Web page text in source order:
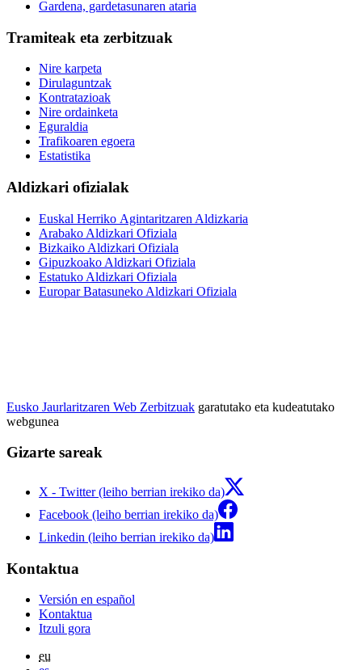
Gardena, gardetasunaren ataria
Tramiteak eta zerbitzuak
Nire karpeta
Dirulaguntzak
Kontratazioak
Nire ordainketa
Eguraldia
Trafikoaren egoera
Estatistika
Aldizkari ofizialak
Euskal Herriko Agintaritzaren Aldizkaria
Arabako Aldizkari Ofiziala
Bizkaiko Aldizkari Ofiziala
Gipuzkoako Aldizkari Ofiziala
Estatuko Aldizkari Ofiziala
Europar Batasuneko Aldizkari Ofiziala
Eusko Jaurlaritzaren Web Zerbitzuak garatutako eta kudeatutako
webgunea
Gizarte sareak
X - Twitter (leiho berrian irekiko da)
Facebook (leiho berrian irekiko da)
Linkedin (leiho berrian irekiko da)
Kontaktua
Versión en español
Kontaktua
Itzuli gora
eu